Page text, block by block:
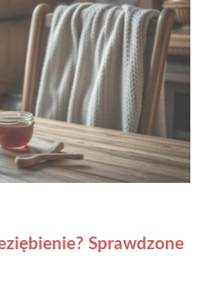
Sprawdzone